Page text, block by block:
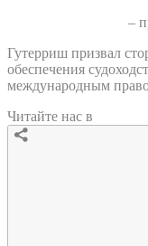
–
Гутерриш призвал
обеспечения
международным
Читайте нас в